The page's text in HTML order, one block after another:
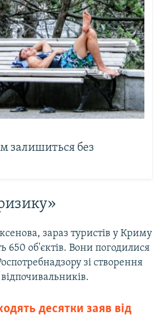
залишиться без
зараз туристів у Криму
650 об'єктів. Вони погодилися
зі створення
десятки заяв від